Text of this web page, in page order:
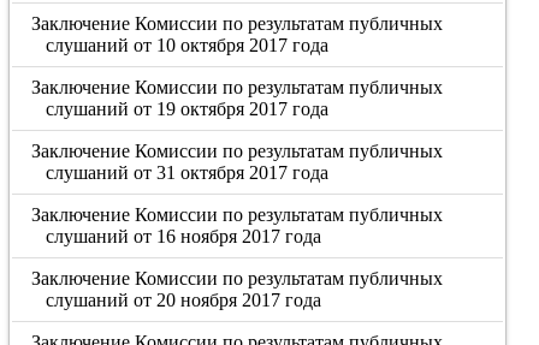
Заключение Комиссии по результатам публичных
слушаний от 10 октября 2017 года
Заключение Комиссии по результатам публичных
слушаний от 19 октября 2017 года
Заключение Комиссии по результатам публичных
слушаний от 31 октября 2017 года
Заключение Комиссии по результатам публичных
слушаний от 16 ноября 2017 года
Заключение Комиссии по результатам публичных
слушаний от 20 ноября 2017 года